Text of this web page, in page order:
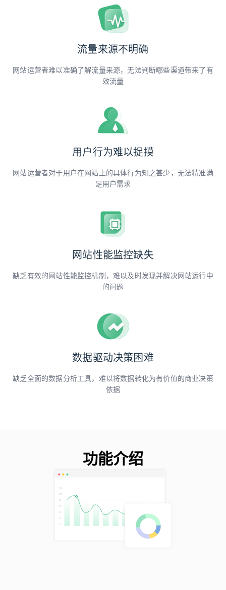
流量来源不明确
网站运营者难以准确了解流量来源，无法判断哪些渠道带来了有
效流量
用户行为难以捉摸
网站运营者对于用户在网站上的具体行为知之甚少，无法精准满
足用户需求
网站性能监控缺失
缺乏有效的网站性能监控机制，难以及时发现并解决网站运行中
的问题
数据驱动决策困难
缺乏全面的数据分析工具，难以将数据转化为有价值的商业决策
依据
功能介绍